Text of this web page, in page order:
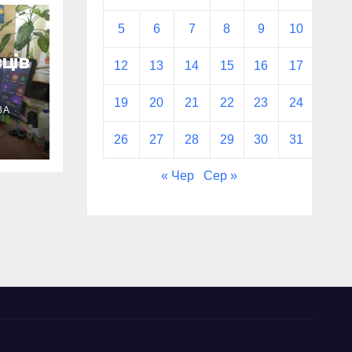
5 6 7 8 9 10
12 13 14 15 16 17
19 20 21 22 23 24
26 27 28 29 30 31
« Чер Сер »